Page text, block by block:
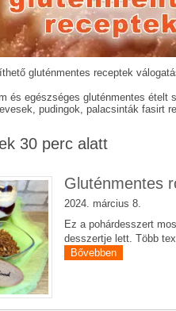
gluténmentes receptek
és egészséges gluténmentes ételt
pudingok, palacsinták fasirt
30 perc alatt
Gluténmentes
2024. március 8.
Ez a pohárdesszert
desszertje lett. Több
Bővebben